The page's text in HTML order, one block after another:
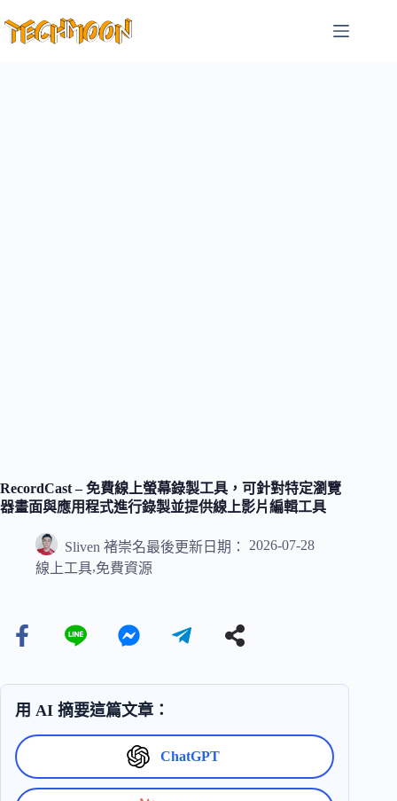
至
RecordCast – 免費線上螢幕錄製工具，可針對特定瀏覽
器畫面與應用程式進行錄製並提供線上影片編輯工具
Sliven 褚崇名最後更新日期：
2026-07-28
線上工具,免費資源
用 AI 摘要這篇文章：
ChatGPT